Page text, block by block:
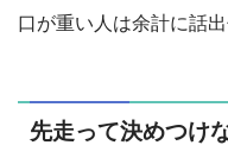
口が重い人は余計に話
先走って決めつけ